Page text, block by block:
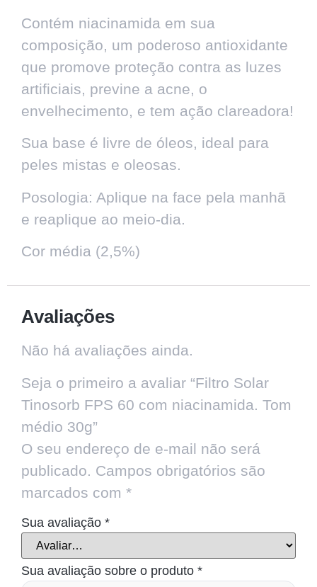
Contém niacinamida em sua
composição, um poderoso antioxidante
que promove proteção contra as luzes
artificiais, previne a acne, o
envelhecimento, e tem ação clareadora!
Sua base é livre de óleos, ideal para
peles mistas e oleosas.
Posologia: Aplique na face pela manhã
e reaplique ao meio-dia.
Cor média (2,5%)
Avaliações
Não há avaliações ainda.
Seja o primeiro a avaliar “Filtro Solar
Tinosorb FPS 60 com niacinamida. Tom
médio 30g”
O seu endereço de e-mail não será
publicado. Campos obrigatórios são
marcados com *
Sua avaliação *
Sua avaliação sobre o produto *